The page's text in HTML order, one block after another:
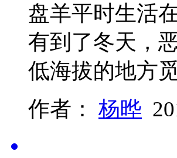
盘羊平时生活
有到了冬天，
低海拔的地方
作者： 杨晔